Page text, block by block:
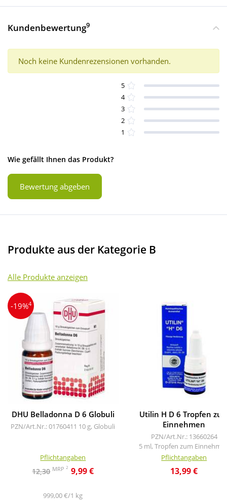
Kundenbewertung9
Noch keine Kundenrezensionen vorhanden.
5
4
3
2
1
Wie gefällt Ihnen das Produkt?
Bewertung abgeben
Produkte aus der Kategorie B
Alle Produkte anzeigen
-19%4
DHU Belladonna D 6 Globuli
PZN/Art.Nr.: 01760411 10 g, Globuli
Pflichtangaben
12,30 MRP2 9,99 €
999,00 €/1 kg
Utilin H D 6 Tropfen
Einnehmen
PZN/Art.Nr.: 13660264
5 ml, Tropfen zum
Pflichtangaben
13,99 €